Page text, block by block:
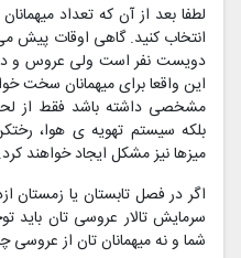
لطفا بعد از آن که تعداد
انتخاب کنید. گاهی اوقات پیش
دویست نفر است ولی عروس و
این واقعا برای میهمانان سخت
مشخصی داشته باشد فقط از
بلکه سیستم تهویه ی هوا،
میزها نیز مشکل ایجاد خواهند کرد.
اگر در فصل تابستان یا زمستان
سرمایش تالار عروسی تان باید
شما و نه میهمانان تان از عروسی